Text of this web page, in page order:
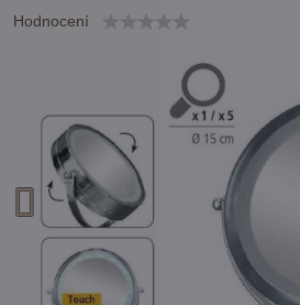
Hodnocení